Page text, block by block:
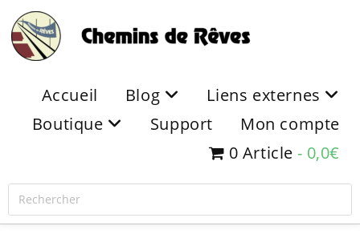
Accueil Blog
Liens externes
Boutique
Support
Mon compte
0 Article
0,0€